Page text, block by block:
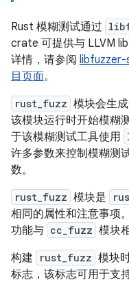
Rust 模糊测试通过
crate 可提供与 LLVM
详情，请参阅 libfuzzer-
目页面。
rust_fuzz 模块会生
该模块运行时开始模糊
于该模糊测试工具使用
许多参数来控制模糊测试
数。
rust_fuzz 模块是
相同的属性和注意事项
功能与 cc_fuzz 模块
构建
rust_fuzz 模块
标志，该标志可用于支